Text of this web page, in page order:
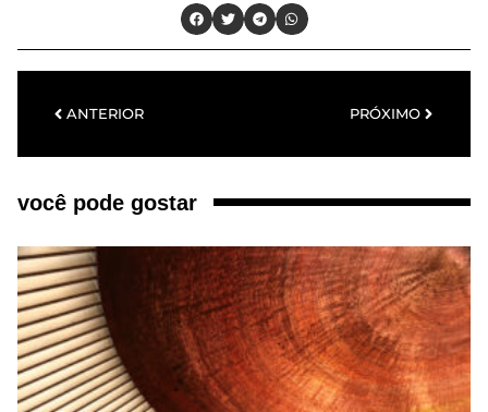
ANTERIOR PRÓXIMO
você pode gostar